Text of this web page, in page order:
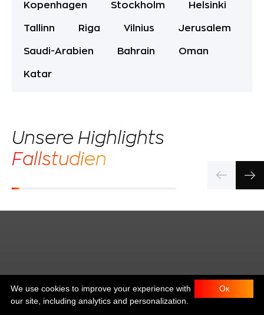
Kopenhagen Stockholm Helsinki
Tallinn Riga Vilnius Jerusalem
Saudi-Arabien Bahrain Oman
Katar
Unsere Highlights
Fallstudien
Ок
We use cookies to improve your experience with
our site, including analytics and personalization.